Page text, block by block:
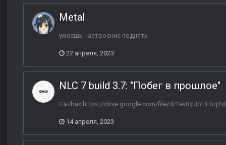
Metal
умеешь настроение поднять
22 апреля, 2023
NLC 7 build 3.7: "Побег в прошлое"
Gazbax https://drive.google.com/file/d/
14 апреля, 2023